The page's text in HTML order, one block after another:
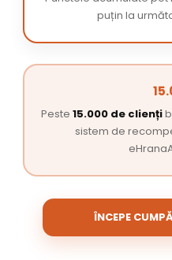
puțin la
Peste 15.000 de clienți
sistem de
ÎNCEPE